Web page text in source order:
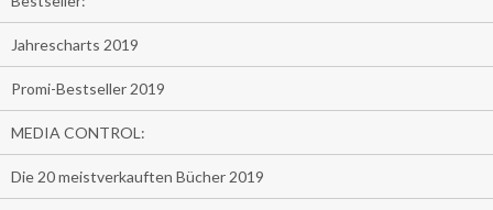
Jahrescharts 2019
Promi-Bestseller 2019
MEDIA CONTROL:
Die 20 meistverkauften Bücher 2019